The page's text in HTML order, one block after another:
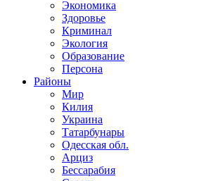
Экономика
Здоровье
Криминал
Экология
Образование
Персона
Районы
Мир
Килия
Украина
Татарбунары
Одесская обл.
Арциз
Бессарабия